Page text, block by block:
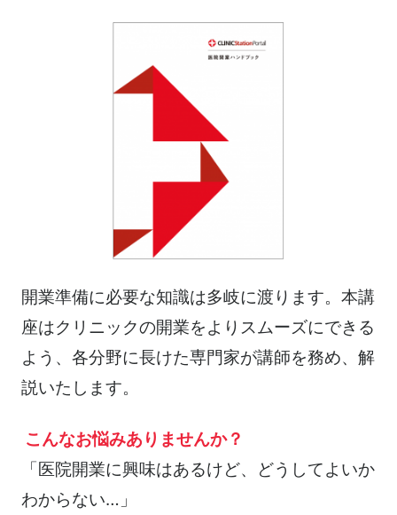
開業準備に必要な知識は多岐に渡ります。本講
座はクリニックの開業をよりスムーズにできる
よう、各分野に長けた専門家が講師を務め、解
説いたします。
こんなお悩みありませんか？
「医院開業に興味はあるけど、どうしてよいか
わからない…」